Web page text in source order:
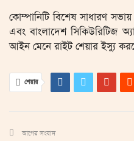
কোম্পানিটি বিশেষ সাধারণ
এবং বাংলাদেশ সিকিউরিটিজ
আইন মেনে রাইট শেয়ার ইস্যু
শেয়ার
আগের সংবাদ